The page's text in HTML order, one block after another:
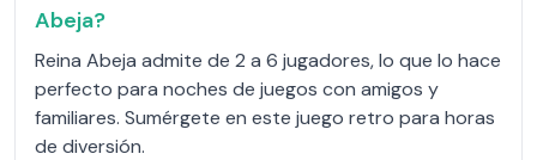
Abeja?
Reina Abeja admite de 2 a 6 jugadores, lo que lo hace
perfecto para noches de juegos con amigos y
familiares. Sumérgete en este juego retro para horas
de diversión.